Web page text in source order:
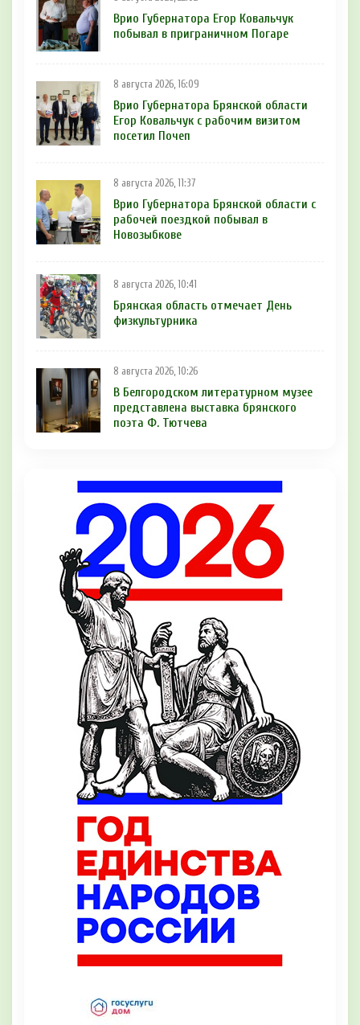
Врио Губернатора Егор Ковальчук
побывал в приграничном Погаре
8 августа 2026, 16:09
Врио Губернатора Брянской области
Егор Ковальчук с рабочим визитом
посетил Почеп
8 августа 2026, 11:37
Врио Губернатора Брянской области с
рабочей поездкой побывал в
Новозыбкове
8 августа 2026, 10:41
Брянская область отмечает День
физкультурника
8 августа 2026, 10:26
В Белгородском литературном музее
представлена выставка брянского
поэта Ф. Тютчева